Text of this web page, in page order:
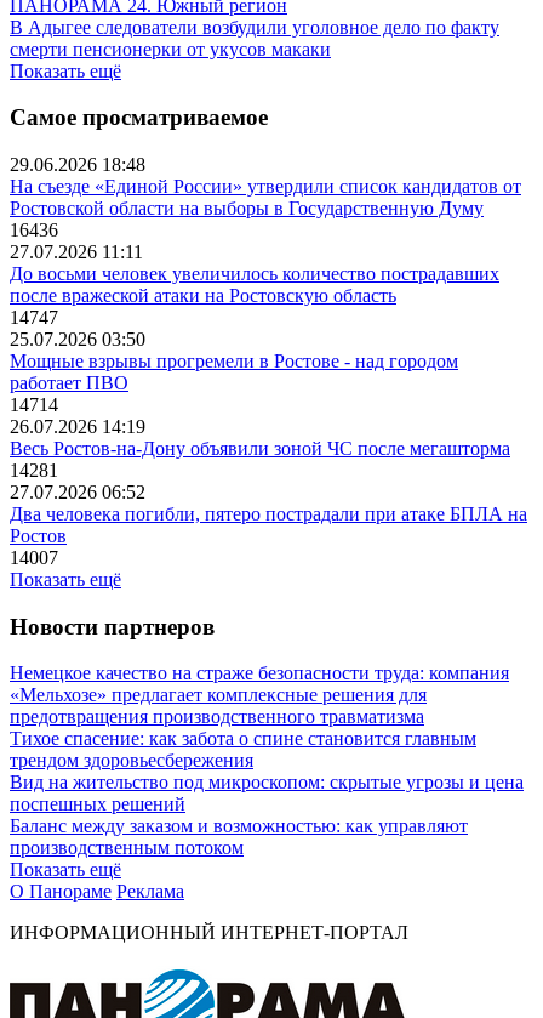
ПАНОРАМА 24. Южный регион
В Адыгее следователи возбудили уголовное дело по факту
смерти пенсионерки от укусов макаки
Показать ещё
Самое просматриваемое
29.06.2026 18:48
На съезде «Единой России» утвердили список кандидатов от
Ростовской области на выборы в Государственную Думу
16436
27.07.2026 11:11
До восьми человек увеличилось количество пострадавших
после вражеской атаки на Ростовскую область
14747
25.07.2026 03:50
Мощные взрывы прогремели в Ростове - над городом
работает ПВО
14714
26.07.2026 14:19
Весь Ростов-на-Дону объявили зоной ЧС после мегашторма
14281
27.07.2026 06:52
Два человека погибли, пятеро пострадали при атаке БПЛА на
Ростов
14007
Показать ещё
Новости партнеров
Немецкое качество на страже безопасности труда: компания
«Мельхозе» предлагает комплексные решения для
предотвращения производственного травматизма
Тихое спасение: как забота о спине становится главным
трендом здоровьесбережения
Вид на жительство под микроскопом: скрытые угрозы и цена
поспешных решений
Баланс между заказом и возможностью: как управляют
производственным потоком
Показать ещё
О Панораме Реклама
ИНФОРМАЦИОННЫЙ ИНТЕРНЕТ-ПОРТАЛ